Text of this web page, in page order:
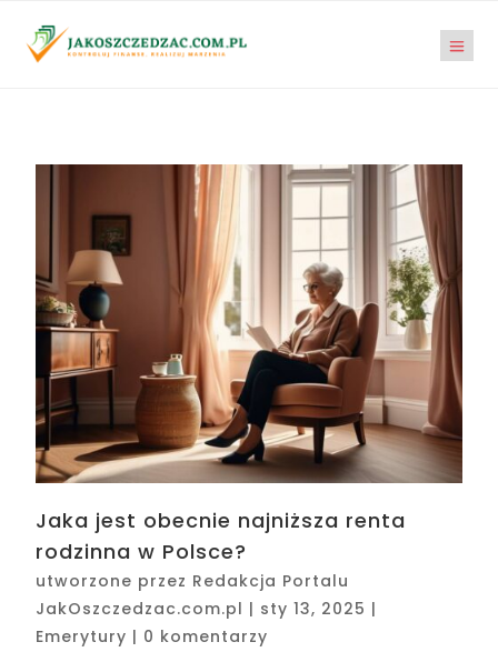
Jaka jest obecnie najniższa renta
rodzinna w Polsce?
utworzone przez Redakcja Portalu
JakOszczedzac.com.pl | sty 13, 2025 |
Emerytury | 0 komentarzy